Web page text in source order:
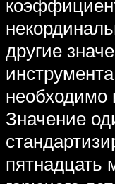
другие
необходимо
Значение
пятнадцать